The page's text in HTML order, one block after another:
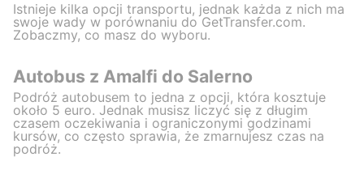
Istnieje kilka opcji transportu, jednak każda z nich ma
swoje wady w porównaniu do GetTransfer.com.
Zobaczmy, co masz do wyboru.
Autobus z Amalfi do Salerno
Podróż autobusem to jedna z opcji, która kosztuje
około 5 euro. Jednak musisz liczyć się z długim
czasem oczekiwania i ograniczonymi godzinami
kursów, co często sprawia, że zmarnujesz czas na
podróż.